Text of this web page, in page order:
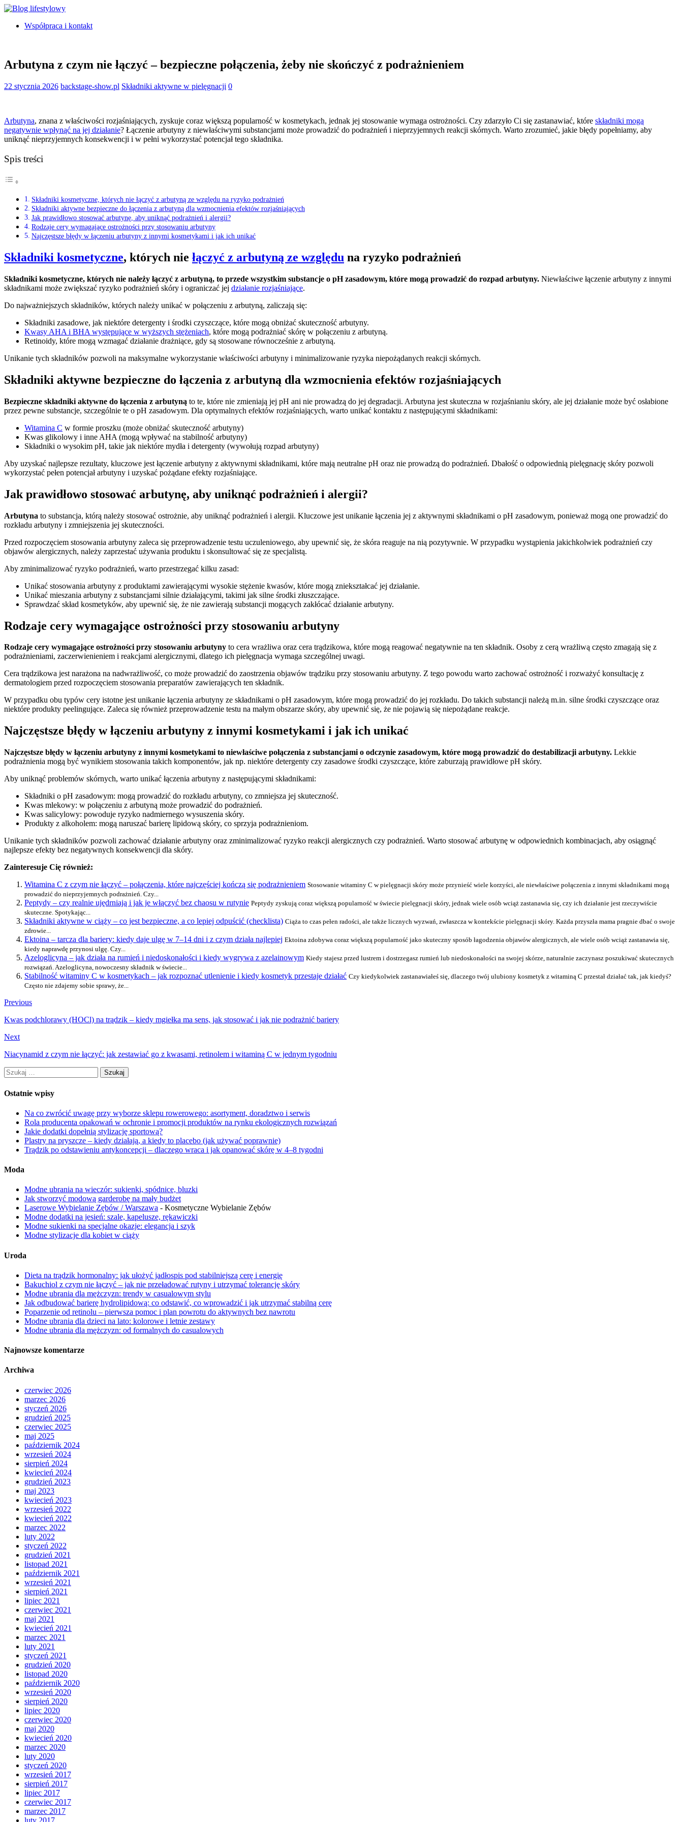
Współpraca i kontakt
Arbutyna z czym nie łączyć – bezpieczne połączenia, żeby nie skończyć z podrażnieniem
22 stycznia 2026 backstage-show.pl Składniki aktywne w pielęgnacji 0
Arbutyna, znana z właściwości rozjaśniających, zyskuje coraz większą popularność w kosmetykach, jednak jej stosowanie wymaga ostrożności. Czy zdarzyło Ci się zastanawiać, które składniki mogą
negatywnie wpłynąć na jej działanie? Łączenie arbutyny z niewłaściwymi substancjami może prowadzić do podrażnień i nieprzyjemnych reakcji skórnych. Warto zrozumieć, jakie błędy popełniamy, aby
uniknąć nieprzyjemnych konsekwencji i w pełni wykorzystać potencjał tego składnika.
Spis treści
Składniki kosmetyczne, których nie łączyć z arbutyną ze względu na ryzyko podrażnień
Składniki aktywne bezpieczne do łączenia z arbutyną dla wzmocnienia efektów rozjaśniających
Jak prawidłowo stosować arbutynę, aby uniknąć podrażnień i alergii?
Rodzaje cery wymagające ostrożności przy stosowaniu arbutyny
Najczęstsze błędy w łączeniu arbutyny z innymi kosmetykami i jak ich unikać
Składniki kosmetyczne, których nie łączyć z arbutyną ze względu na ryzyko podrażnień
Składniki kosmetyczne, których nie należy łączyć z arbutyną, to przede wszystkim substancje o pH zasadowym, które mogą prowadzić do rozpad arbutyny. Niewłaściwe łączenie arbutyny z innymi
składnikami może zwiększać ryzyko podrażnień skóry i ograniczać jej działanie rozjaśniające.
Do najważniejszych składników, których należy unikać w połączeniu z arbutyną, zaliczają się:
Składniki zasadowe, jak niektóre detergenty i środki czyszczące, które mogą obniżać skuteczność arbutyny.
Kwasy AHA i BHA występujące w wyższych stężeniach, które mogą podrażniać skórę w połączeniu z arbutyną.
Retinoidy, które mogą wzmagać działanie drażniące, gdy są stosowane równocześnie z arbutyną.
Unikanie tych składników pozwoli na maksymalne wykorzystanie właściwości arbutyny i minimalizowanie ryzyka niepożądanych reakcji skórnych.
Składniki aktywne bezpieczne do łączenia z arbutyną dla wzmocnienia efektów rozjaśniających
Bezpieczne składniki aktywne do łączenia z arbutyną to te, które nie zmieniają jej pH ani nie prowadzą do jej degradacji. Arbutyna jest skuteczna w rozjaśnianiu skóry, ale jej działanie może być osłabione
przez pewne substancje, szczególnie te o pH zasadowym. Dla optymalnych efektów rozjaśniających, warto unikać kontaktu z następującymi składnikami:
Witamina C w formie proszku (może obniżać skuteczność arbutyny)
Kwas glikolowy i inne AHA (mogą wpływać na stabilność arbutyny)
Składniki o wysokim pH, takie jak niektóre mydła i detergenty (wywołują rozpad arbutyny)
Aby uzyskać najlepsze rezultaty, kluczowe jest łączenie arbutyny z aktywnymi składnikami, które mają neutralne pH oraz nie prowadzą do podrażnień. Dbałość o odpowiednią pielęgnację skóry pozwoli
wykorzystać pełen potencjał arbutyny i uzyskać pożądane efekty rozjaśniające.
Jak prawidłowo stosować arbutynę, aby uniknąć podrażnień i alergii?
Arbutyna to substancja, którą należy stosować ostrożnie, aby uniknąć podrażnień i alergii. Kluczowe jest unikanie łączenia jej z aktywnymi składnikami o pH zasadowym, ponieważ mogą one prowadzić do
rozkładu arbutyny i zmniejszenia jej skuteczności.
Przed rozpoczęciem stosowania arbutyny zaleca się przeprowadzenie testu uczuleniowego, aby upewnić się, że skóra reaguje na nią pozytywnie. W przypadku wystąpienia jakichkolwiek podrażnień czy
objawów alergicznych, należy zaprzestać używania produktu i skonsultować się ze specjalistą.
Aby zminimalizować ryzyko podrażnień, warto przestrzegać kilku zasad:
Unikać stosowania arbutyny z produktami zawierającymi wysokie stężenie kwasów, które mogą zniekształcać jej działanie.
Unikać mieszania arbutyny z substancjami silnie działającymi, takimi jak silne środki złuszczające.
Sprawdzać skład kosmetyków, aby upewnić się, że nie zawierają substancji mogących zakłócać działanie arbutyny.
Rodzaje cery wymagające ostrożności przy stosowaniu arbutyny
Rodzaje cery wymagające ostrożności przy stosowaniu arbutyny to cera wrażliwa oraz cera trądzikowa, które mogą reagować negatywnie na ten składnik. Osoby z cerą wrażliwą często zmagają się z
podrażnieniami, zaczerwienieniem i reakcjami alergicznymi, dlatego ich pielęgnacja wymaga szczególnej uwagi.
Cera trądzikowa jest narażona na nadwrażliwość, co może prowadzić do zaostrzenia objawów trądziku przy stosowaniu arbutyny. Z tego powodu warto zachować ostrożność i rozważyć konsultację z
dermatologiem przed rozpoczęciem stosowania preparatów zawierających ten składnik.
W przypadku obu typów cery istotne jest unikanie łączenia arbutyny ze składnikami o pH zasadowym, które mogą prowadzić do jej rozkładu. Do takich substancji należą m.in. silne środki czyszczące oraz
niektóre produkty peelingujące. Zaleca się również przeprowadzenie testu na małym obszarze skóry, aby upewnić się, że nie pojawią się niepożądane reakcje.
Najczęstsze błędy w łączeniu arbutyny z innymi kosmetykami i jak ich unikać
Najczęstsze błędy w łączeniu arbutyny z innymi kosmetykami to niewłaściwe połączenia z substancjami o odczynie zasadowym, które mogą prowadzić do destabilizacji arbutyny. Lekkie
podrażnienia mogą być wynikiem stosowania takich komponentów, jak np. niektóre detergenty czy zasadowe środki czyszczące, które zaburzają prawidłowe pH skóry.
Aby uniknąć problemów skórnych, warto unikać łączenia arbutyny z następującymi składnikami:
Składniki o pH zasadowym: mogą prowadzić do rozkładu arbutyny, co zmniejsza jej skuteczność.
Kwas mlekowy: w połączeniu z arbutyną może prowadzić do podrażnień.
Kwas salicylowy: powoduje ryzyko nadmiernego wysuszenia skóry.
Produkty z alkoholem: mogą naruszać barierę lipidową skóry, co sprzyja podrażnieniom.
Unikanie tych składników pozwoli zachować działanie arbutyny oraz zminimalizować ryzyko reakcji alergicznych czy podrażnień. Warto stosować arbutynę w odpowiednich kombinacjach, aby osiągnąć
najlepsze efekty bez negatywnych konsekwencji dla skóry.
Zainteresuje Cię również:
Witamina C z czym nie łączyć – połączenia, które najczęściej kończą się podrażnieniem Stosowanie witaminy C w pielęgnacji skóry może przynieść wiele korzyści, ale niewłaściwe połączenia z innymi składnikami mogą
prowadzić do nieprzyjemnych podrażnień. Czy...
Peptydy – czy realnie ujędrniają i jak je włączyć bez chaosu w rutynie Peptydy zyskują coraz większą popularność w świecie pielęgnacji skóry, jednak wiele osób wciąż zastanawia się, czy ich działanie jest rzeczywiście
skuteczne. Spotykając...
Składniki aktywne w ciąży – co jest bezpieczne, a co lepiej odpuścić (checklista) Ciąża to czas pełen radości, ale także licznych wyzwań, zwłaszcza w kontekście pielęgnacji skóry. Każda przyszła mama pragnie dbać o swoje
zdrowie...
Ektoina – tarcza dla bariery: kiedy daje ulgę w 7–14 dni i z czym działa najlepiej Ektoina zdobywa coraz większą popularność jako skuteczny sposób łagodzenia objawów alergicznych, ale wiele osób wciąż zastanawia się,
kiedy naprawdę przynosi ulgę. Czy...
Azeloglicyna – jak działa na rumień i niedoskonałości i kiedy wygrywa z azelainowym Kiedy stajesz przed lustrem i dostrzegasz rumień lub niedoskonałości na swojej skórze, naturalnie zaczynasz poszukiwać skutecznych
rozwiązań. Azeloglicyna, nowoczesny składnik w świecie...
Stabilność witaminy C w kosmetykach – jak rozpoznać utlenienie i kiedy kosmetyk przestaje działać Czy kiedykolwiek zastanawiałeś się, dlaczego twój ulubiony kosmetyk z witaminą C przestał działać tak, jak kiedyś?
Często nie zdajemy sobie sprawy, że...
Previous
Kwas podchlorawy (HOCl) na trądzik – kiedy mgiełka ma sens, jak stosować i jak nie podrażnić bariery
Next
Niacynamid z czym nie łączyć: jak zestawiać go z kwasami, retinolem i witaminą C w jednym tygodniu
Szukaj:
Ostatnie wpisy
Na co zwrócić uwagę przy wyborze sklepu rowerowego: asortyment, doradztwo i serwis
Rola producenta opakowań w ochronie i promocji produktów na rynku ekologicznych rozwiązań
Jakie dodatki dopełnią stylizację sportową?
Plastry na pryszcze – kiedy działają, a kiedy to placebo (jak używać poprawnie)
Trądzik po odstawieniu antykoncepcji – dlaczego wraca i jak opanować skórę w 4–8 tygodni
Moda
Modne ubrania na wieczór: sukienki, spódnice, bluzki
Jak stworzyć modową garderobę na mały budżet
Laserowe Wybielanie Zębów / Warszawa - Kosmetyczne Wybielanie Zębów
Modne dodatki na jesień: szale, kapelusze, rękawiczki
Modne sukienki na specjalne okazje: elegancja i szyk
Modne stylizacje dla kobiet w ciąży
Uroda
Dieta na trądzik hormonalny: jak ułożyć jadłospis pod stabilniejszą cerę i energię
Bakuchiol z czym nie łączyć – jak nie przeładować rutyny i utrzymać tolerancję skóry
Modne ubrania dla mężczyzn: trendy w casualowym stylu
Jak odbudować barierę hydrolipidową: co odstawić, co wprowadzić i jak utrzymać stabilną cerę
Poparzenie od retinolu – pierwsza pomoc i plan powrotu do aktywnych bez nawrotu
Modne ubrania dla dzieci na lato: kolorowe i letnie zestawy
Modne ubrania dla mężczyzn: od formalnych do casualowych
Najnowsze komentarze
Archiwa
czerwiec 2026
marzec 2026
styczeń 2026
grudzień 2025
czerwiec 2025
maj 2025
październik 2024
wrzesień 2024
sierpień 2024
kwiecień 2024
grudzień 2023
maj 2023
kwiecień 2023
wrzesień 2022
kwiecień 2022
marzec 2022
luty 2022
styczeń 2022
grudzień 2021
listopad 2021
październik 2021
wrzesień 2021
sierpień 2021
lipiec 2021
czerwiec 2021
maj 2021
kwiecień 2021
marzec 2021
luty 2021
styczeń 2021
grudzień 2020
listopad 2020
październik 2020
wrzesień 2020
sierpień 2020
lipiec 2020
czerwiec 2020
maj 2020
kwiecień 2020
marzec 2020
luty 2020
styczeń 2020
wrzesień 2017
sierpień 2017
lipiec 2017
czerwiec 2017
marzec 2017
luty 2017